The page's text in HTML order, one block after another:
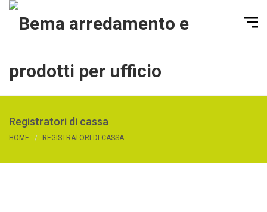
Registratori di cassa
HOME REGISTRATORI DI CASSA